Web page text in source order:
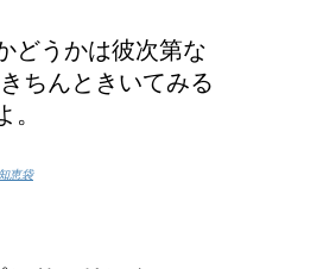
どうかは彼次第な
ちんときいてみる
。
恵袋